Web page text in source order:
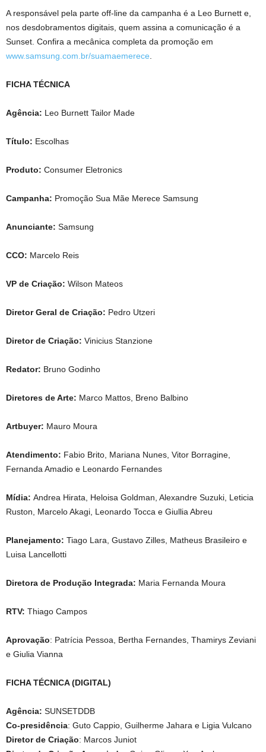
A responsável pela parte off-line da campanha é a Leo Burnett e,
nos desdobramentos digitais, quem assina a comunicação é a
Sunset. Confira a mecânica completa da promoção em
www.samsung.com.br/suamaemerece
FICHA TÉCNICA
Agência: Leo Burnett Tailor Made
Título: Escolhas
Produto: Consumer Eletronics
Campanha: Promoção Sua Mãe Merece Samsung
Anunciante: Samsung
CCO: Marcelo Reis
VP de Criação: Wilson Mateos
Diretor Geral de Criação: Pedro Utzeri
Diretor de Criação: Vinicius Stanzione
Redator: Bruno Godinho
Diretores de Arte: Marco Mattos, Breno Balbino
Artbuyer: Mauro Moura
Atendimento: Fabio Brito, Mariana Nunes, Vitor Borragine,
Fernanda Amadio e Leonardo Fernandes
Mídia: Andrea Hirata, Heloisa Goldman, Alexandre Suzuki, Leticia
Ruston, Marcelo Akagi, Leonardo Tocca e Giullia Abreu
Planejamento: Tiago Lara, Gustavo Zilles, Matheus Brasileiro e
Luisa Lancellotti
Diretora de Produção Integrada: Maria Fernanda Moura
RTV: Thiago Campos
Aprovação: Patrícia Pessoa, Bertha Fernandes, Thamirys Zeviani
e Giulia Vianna
FICHA TÉCNICA (DIGITAL)
Agência: SUNSETDDB
Co-presidência: Guto Cappio, Guilherme Jahara e Ligia Vulcano
Diretor de Criação: Marcos Juniot